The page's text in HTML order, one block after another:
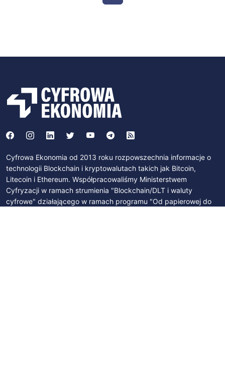
Cyfrowa Ekonomia od 2013 roku rozpowszechnia informacje o
technologii Blockchain i kryptowalutach takich jak Bitcoin,
Litecoin i Ethereum. Współpracowaliśmy Ministerstwem
Cyfryzacji w ramach strumienia "Blockchain/DLT i waluty
cyfrowe" działającego w ramach programu "Od papierowej do